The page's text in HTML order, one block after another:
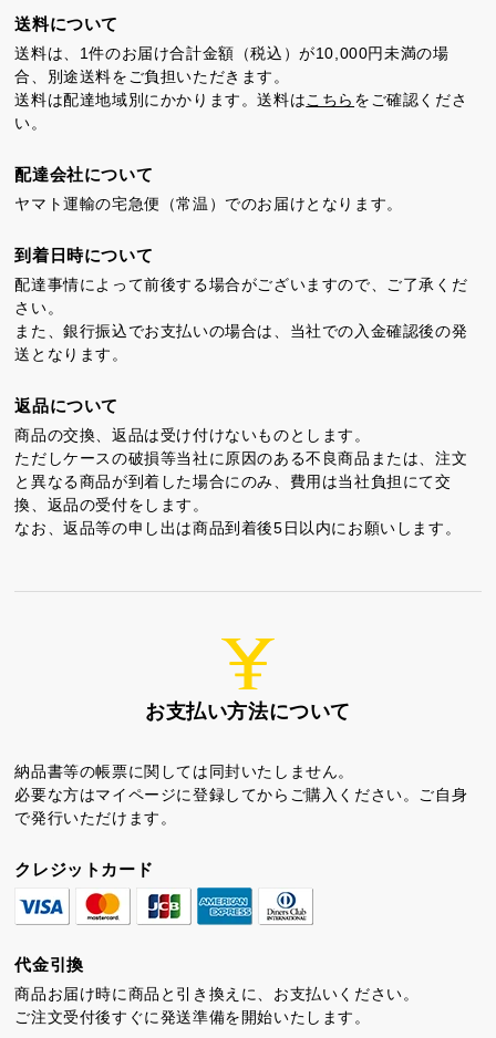
カステラ巻
静岡銘菓
お茶みかん
ちゃころん
茶どころ 浜松しんふぉにー
送料について
送料は、1件のお届け合計金額（税込）が10,000円未満の場
合、別途送料をご負担いただきます。
送料は配達地域別にかかります。送料はこちら をご確認くださ
い。
配達会社について
ヤマト運輸の宅急便（常温）でのお届けとなります。
到着日時について
配達事情によって前後する場合がございますので、ご了承くだ
さい。
また、銀行振込でお支払いの場合は、当社での入金確認後の発
送となります。
返品について
商品の交換、返品は受け付けないものとします。
ただしケースの破損等当社に原因のある不良商品または、注文
と異なる商品が到着した場合にのみ、費用は当社負担にて交
換、返品の受付をします。
なお、返品等の申し出は商品到着後5日以内にお願いします。
お支払い方法について
納品書等の帳票に関しては同封いたしません。
必要な方はマイページに登録してからご購入ください。ご自身
で発行いただけます。
クレジットカード
代金引換
商品お届け時に商品と引き換えに、お支払いください。
ご注文受付後すぐに発送準備を開始いたします。